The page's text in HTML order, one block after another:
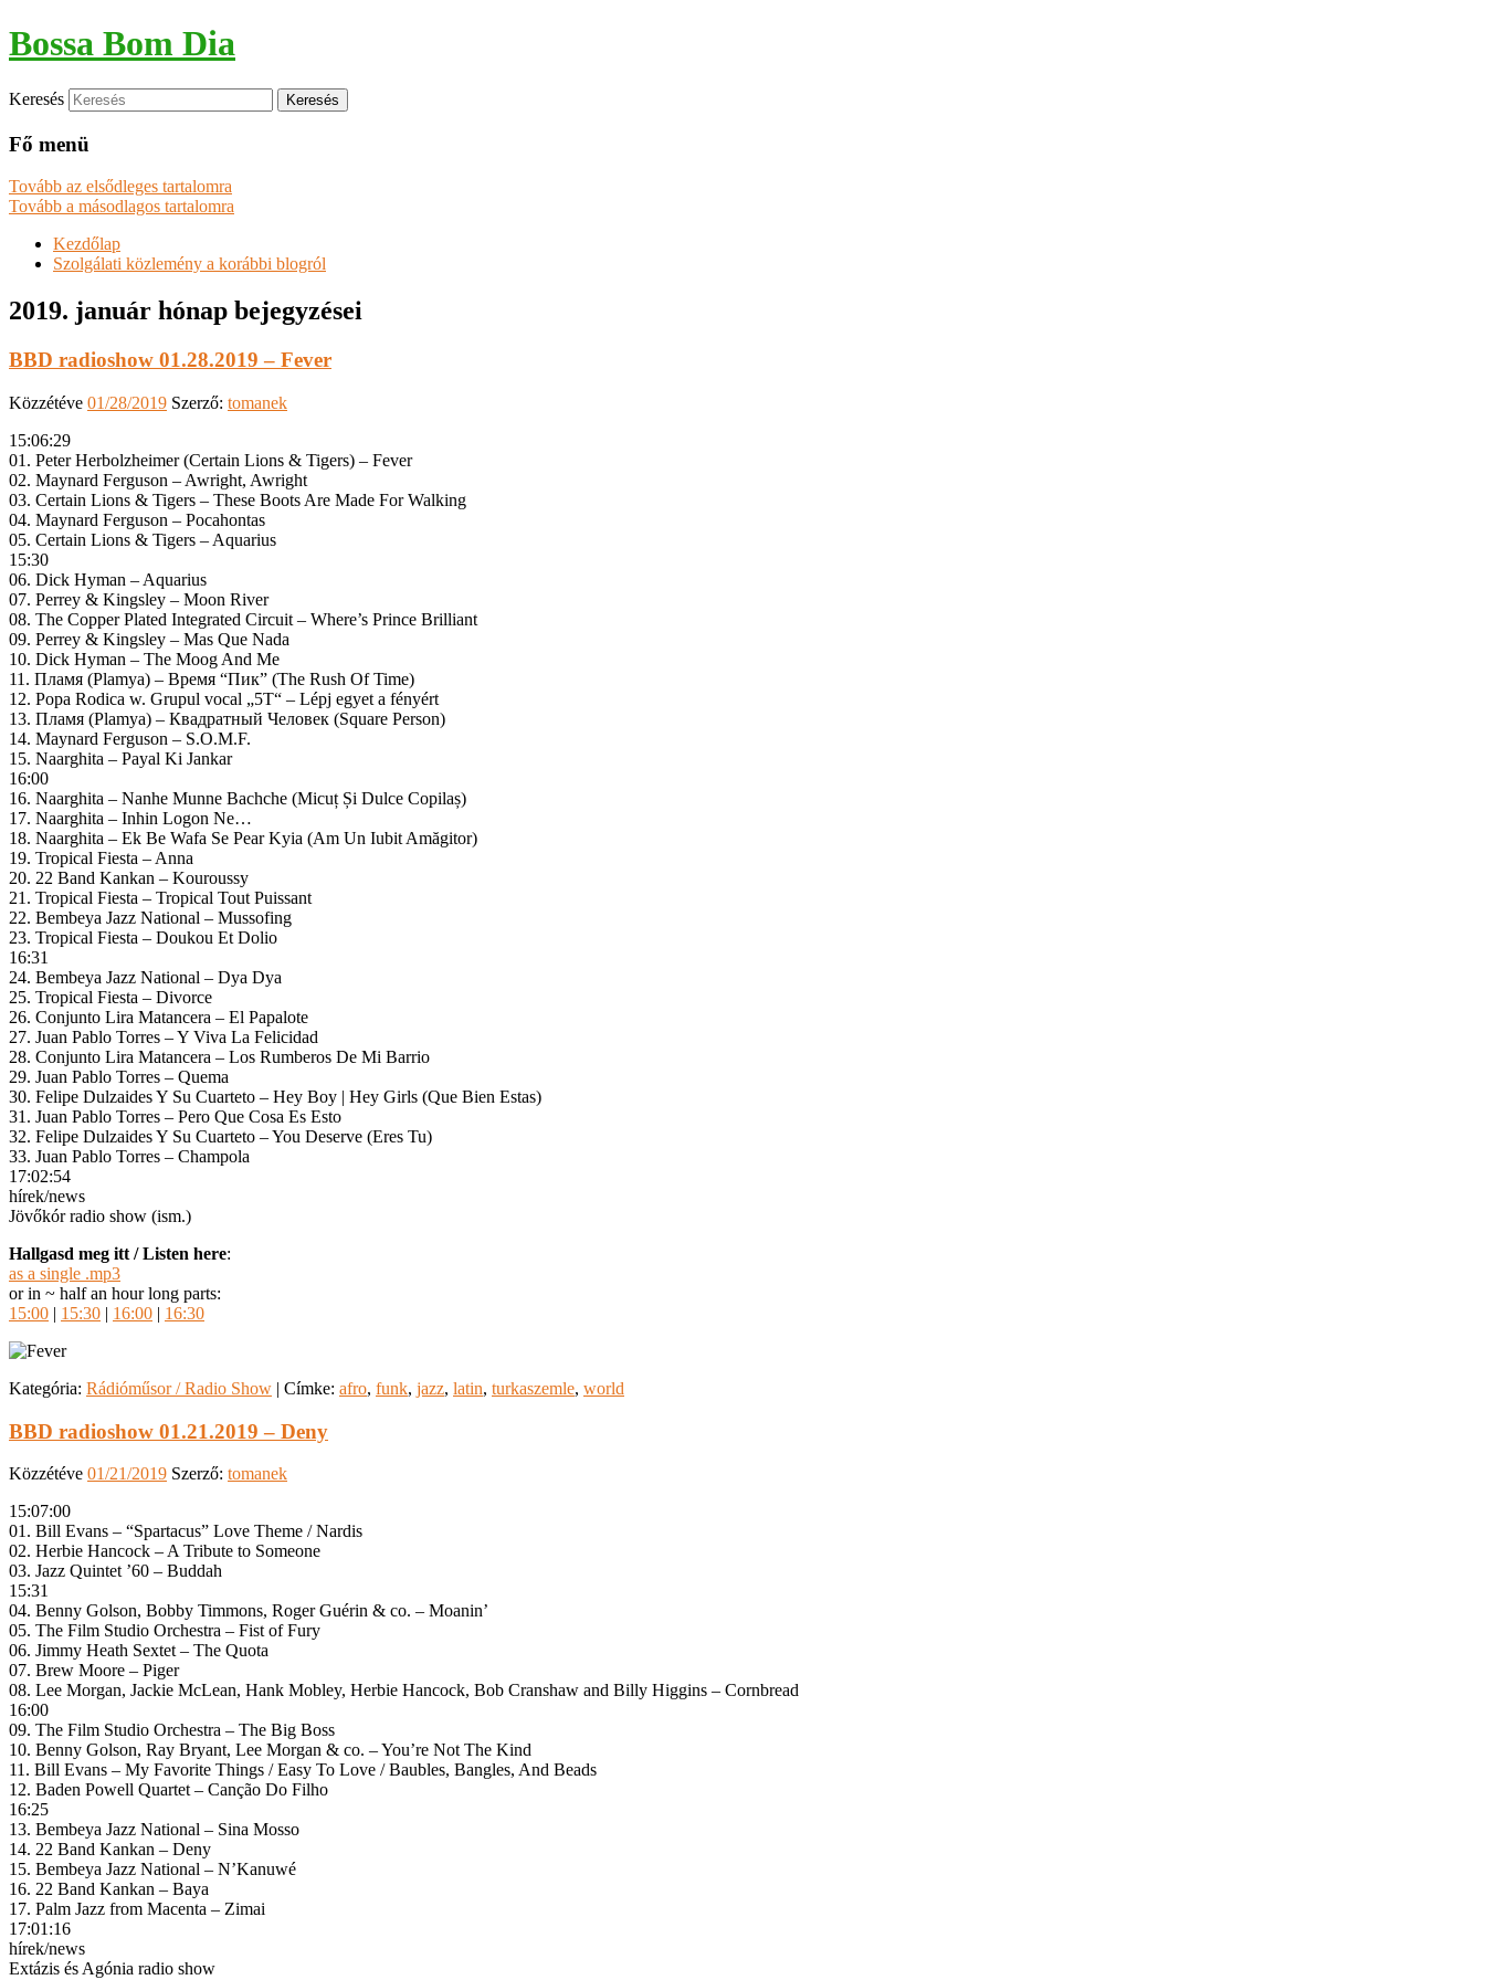
Bossa Bom Dia
Keresés
Fő menü
Tovább az elsődleges tartalomra
Tovább a másodlagos tartalomra
Kezdőlap
Szolgálati közlemény a korábbi blogról
2019. január hónap bejegyzései
BBD radioshow 01.28.2019 – Fever
Közzétéve 01/28/2019 Szerző: tomanek
15:06:29
01. Peter Herbolzheimer (Certain Lions & Tigers) – Fever
02. Maynard Ferguson – Awright, Awright
03. Certain Lions & Tigers – These Boots Are Made For Walking
04. Maynard Ferguson – Pocahontas
05. Certain Lions & Tigers – Aquarius
15:30
06. Dick Hyman – Aquarius
07. Perrey & Kingsley – Moon River
08. The Copper Plated Integrated Circuit – Where’s Prince Brilliant
09. Perrey & Kingsley – Mas Que Nada
10. Dick Hyman – The Moog And Me
11. Пламя (Plamya) ‎– Время “Пик” (The Rush Of Time)
12. Popa Rodica w. Grupul vocal „5T“ – Lépj egyet a fényért
13. Пламя (Plamya) ‎– Квадратный Человек (Square Person)
14. Maynard Ferguson – S.O.M.F.
15. Naarghita – Payal Ki Jankar
16:00
16. Naarghita – Nanhe Munne Bachche (Micuț Și Dulce Copilaș)
17. Naarghita – Inhin Logon Ne…
18. Naarghita – Ek Be Wafa Se Pear Kyia (Am Un Iubit Amăgitor)
19. Tropical Fiesta – Anna
20. 22 Band Kankan – Kouroussy
21. Tropical Fiesta – Tropical Tout Puissant
22. Bembeya Jazz National – Mussofing
23. Tropical Fiesta – Doukou Et Dolio
16:31
24. Bembeya Jazz National – Dya Dya
25. Tropical Fiesta – Divorce
26. Conjunto Lira Matancera – El Papalote
27. Juan Pablo Torres – Y Viva La Felicidad
28. Conjunto Lira Matancera – Los Rumberos De Mi Barrio
29. Juan Pablo Torres – Quema
30. Felipe Dulzaides Y Su Cuarteto – Hey Boy | Hey Girls (Que Bien Estas)
31. Juan Pablo Torres – Pero Que Cosa Es Esto
32. Felipe Dulzaides Y Su Cuarteto – You Deserve (Eres Tu)
33. Juan Pablo Torres – Champola
17:02:54
hírek/news
Jövőkór radio show (ism.)
Hallgasd meg itt / Listen here:
as a single .mp3
or in ~ half an hour long parts:
15:00 | 15:30 | 16:00 | 16:30
Kategória: Rádióműsor / Radio Show | Címke: afro, funk, jazz, latin, turkaszemle, world
BBD radioshow 01.21.2019 – Deny
Közzétéve 01/21/2019 Szerző: tomanek
15:07:00
01. Bill Evans – “Spartacus” Love Theme / Nardis
02. Herbie Hancock – A Tribute to Someone
03. Jazz Quintet ’60 – Buddah
15:31
04. Benny Golson, Bobby Timmons, Roger Guérin & co. – Moanin’
05. The Film Studio Orchestra – Fist of Fury
06. Jimmy Heath Sextet – The Quota
07. Brew Moore – Piger
08. Lee Morgan, Jackie McLean, Hank Mobley, Herbie Hancock, Bob Cranshaw and Billy Higgins – Cornbread
16:00
09. The Film Studio Orchestra – The Big Boss
10. Benny Golson, Ray Bryant, Lee Morgan & co. – You’re Not The Kind
11. Bill Evans – My Favorite Things / Easy To Love / Baubles, Bangles, And Beads
12. Baden Powell Quartet – Canção Do Filho
16:25
13. Bembeya Jazz National – Sina Mosso
14. 22 Band Kankan – Deny
15. Bembeya Jazz National – N’Kanuwé
16. 22 Band Kankan – Baya
17. Palm Jazz from Macenta – Zimai
17:01:16
hírek/news
Extázis és Agónia radio show